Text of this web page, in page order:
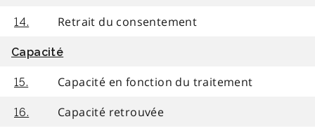
14. Retrait du consentement
Capacité
15. Capacité en fonction du traitement
16. Capacité retrouvée